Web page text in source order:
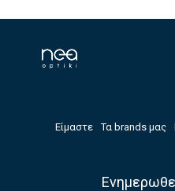
Είμαστε Τα brands μας